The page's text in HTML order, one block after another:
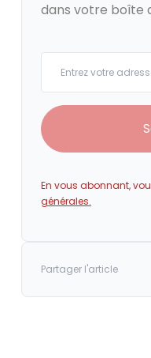
dans votre boîte
En vous abonnant,
générales.
Partager l'article